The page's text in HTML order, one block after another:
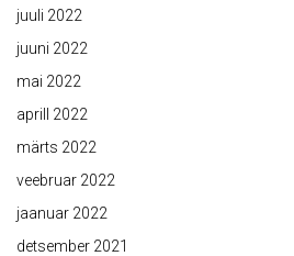
juuli 2022
juuni 2022
mai 2022
aprill 2022
märts 2022
veebruar 2022
jaanuar 2022
detsember 2021